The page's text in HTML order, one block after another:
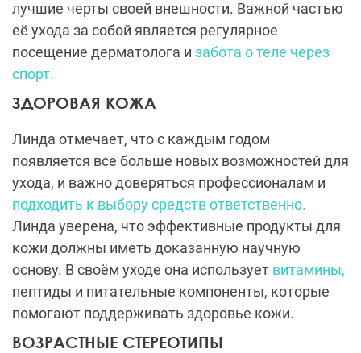
лучшие черты своей внешности. Важной частью
её ухода за собой является регулярное
посещение дерматолога и забота о теле через
спорт.
ЗДОРОВАЯ КОЖА
Линда отмечает, что с каждым годом
появляется все больше новых возможностей для
ухода, и важно доверяться профессионалам и
подходить к выбору средств ответственно.
Линда уверена, что эффективные продукты для
кожи должны иметь доказанную научную
основу. В своём уходе она использует витамины,
пептиды и питательные компоненты, которые
помогают поддерживать здоровье кожи.
ВОЗРАСТНЫЕ СТЕРЕОТИПЫ